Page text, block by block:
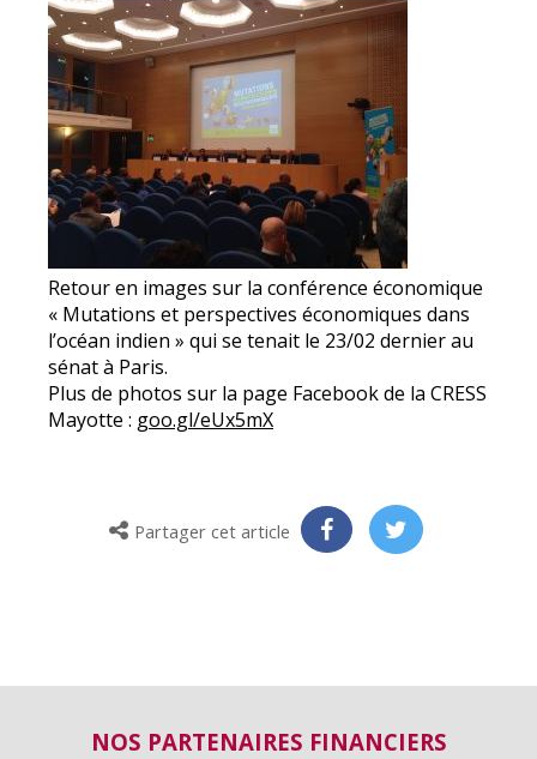
Retour en images sur la conférence économique
« Mutations et perspectives économiques dans
l’océan indien » qui se tenait le 23/02 dernier au
sénat à Paris.
Plus de photos sur la page Facebook de la CRESS
Mayotte : goo.gl/eUx5mX
Partager cet article
NOS PARTENAIRES FINANCIERS